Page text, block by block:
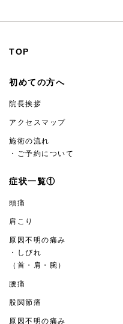
TOP
初めての方へ
院長挨拶
アクセスマップ
施術の流れ
・ご予約について
症状一覧①
頭痛
肩こり
原因不明の痛み
・しびれ
（首・肩・腕）
腰痛
股関節痛
原因不明の痛み